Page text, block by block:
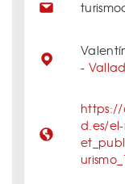
-
https://
d.es/